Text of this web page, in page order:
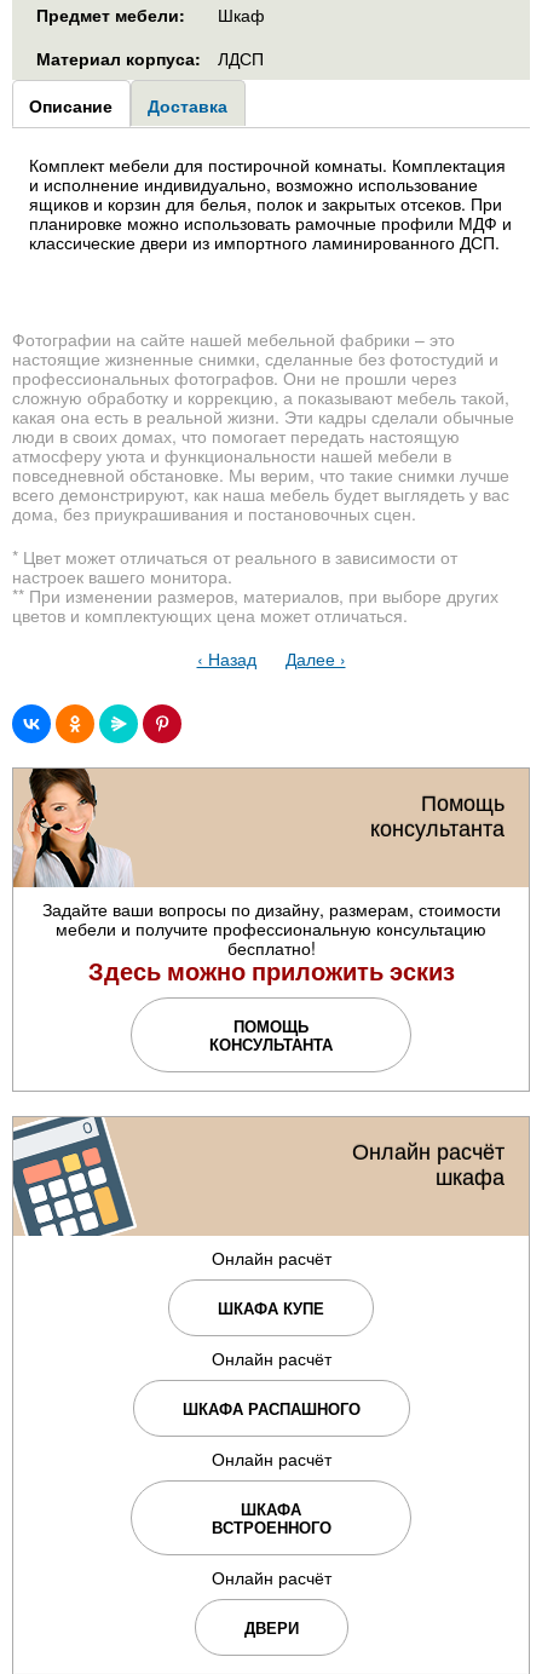
Предмет мебели:
Шкаф
Материал корпуса:
ЛДСП
Group1
Описание (активная
вкладка)
Доставка
Комплект мебели для постирочной комнаты. Комплектация
и исполнение индивидуально, возможно использование
ящиков и корзин для белья, полок и закрытых отсеков. При
планировке можно использовать рамочные профили МДФ и
классические двери из импортного ламинированного ДСП.
Фотографии на сайте нашей мебельной фабрики – это
настоящие жизненные снимки, сделанные без фотостудий и
профессиональных фотографов. Они не прошли через
сложную обработку и коррекцию, а показывают мебель такой,
какая она есть в реальной жизни. Эти кадры сделали обычные
люди в своих домах, что помогает передать настоящую
атмосферу уюта и функциональности нашей мебели в
повседневной обстановке. Мы верим, что такие снимки лучше
всего демонстрируют, как наша мебель будет выглядеть у вас
дома, без приукрашивания и постановочных сцен.
* Цвет может отличаться от реального в зависимости от
настроек вашего монитора.
** При изменении размеров, материалов, при выборе других
цветов и комплектующих цена может отличаться.
‹ Назад
Далее ›
Помощь
консультанта
Задайте ваши вопросы по дизайну, размерам, стоимости
мебели и получите профессиональную консультацию
бесплатно!
Здесь можно приложить эскиз
ПОМОЩЬ
КОНСУЛЬТАНТА
Онлайн расчёт
шкафа
Онлайн расчёт
ШКАФА КУПЕ
Онлайн расчёт
ШКАФА РАСПАШНОГО
Онлайн расчёт
ШКАФА
ВСТРОЕННОГО
Онлайн расчёт
ДВЕРИ